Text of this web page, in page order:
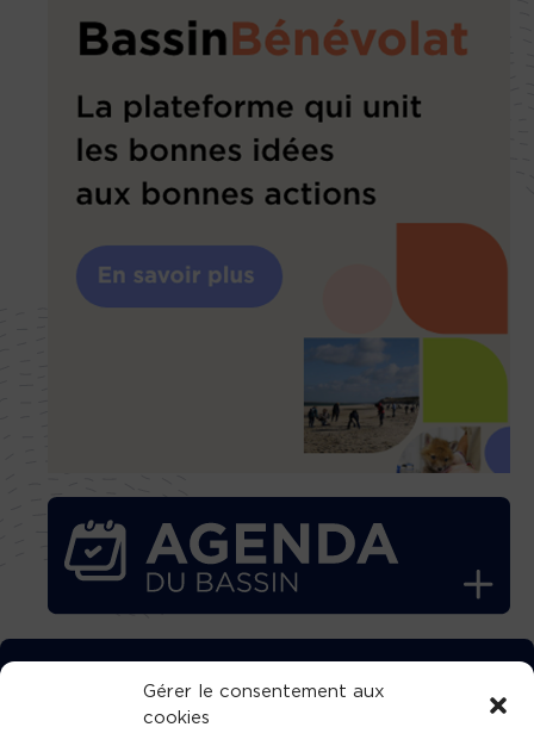
Gérer le consentement aux
cookies
TÉLÉCHARGEZ GRATUITEMENT
L’APPLICATION TVBA !